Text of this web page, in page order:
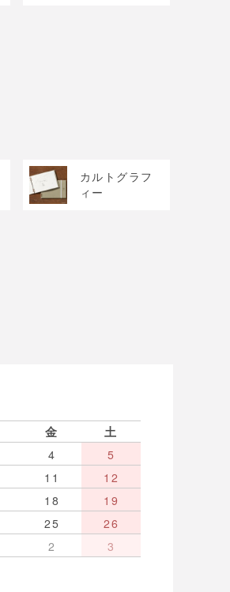
カルトグラフ
ィー
金
土
4
5
11
12
18
19
25
26
2 3